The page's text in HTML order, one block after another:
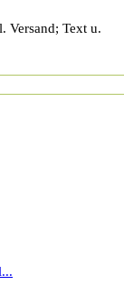
Versand; Text u.